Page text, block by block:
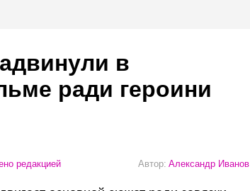
в
ради героини
редакцией Автор: Александр Иванов